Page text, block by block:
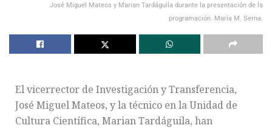
José Miguel Mateos y Marian Tardáguila durante la presentación de la
programación. María M. Serna.
El vicerrector de Investigación y Transferencia,
José Miguel Mateos, y la técnico en la Unidad de
Cultura Científica, Marian Tardáguila, han